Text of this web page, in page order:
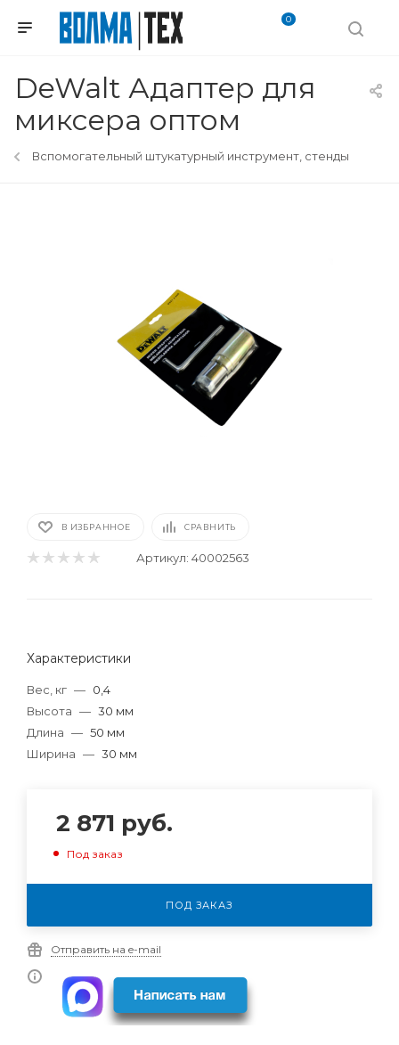
0
DeWalt Адаптер для
миксера оптом
Вспомогательный штукатурный инструмент, стенды
В ИЗБРАННОЕ СРАВНИТЬ
Артикул: 40002563
Характеристики
Вес, кг — 0,4
Высота — 30 мм
Длина — 50 мм
Ширина — 30 мм
2 871 руб.
Под заказ
ПОД ЗАКАЗ
Отправить на e-mail